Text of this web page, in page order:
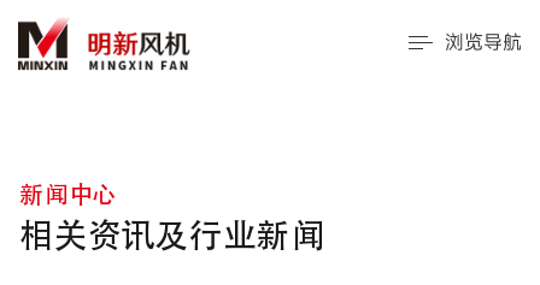
浏览导航
新闻中心
相关资讯及行业新闻